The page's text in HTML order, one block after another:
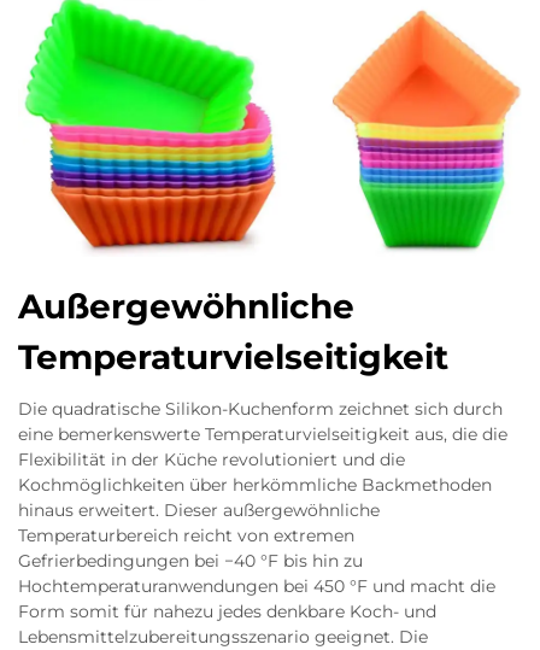
Außergewöhnliche
Temperaturvielseitigkeit
Die quadratische Silikon-Kuchenform zeichnet sich durch
eine bemerkenswerte Temperaturvielseitigkeit aus, die die
Flexibilität in der Küche revolutioniert und die
Kochmöglichkeiten über herkömmliche Backmethoden
hinaus erweitert. Dieser außergewöhnliche
Temperaturbereich reicht von extremen
Gefrierbedingungen bei −40 °F bis hin zu
Hochtemperaturanwendungen bei 450 °F und macht die
Form somit für nahezu jedes denkbare Koch- und
Lebensmittelzubereitungsszenario geeignet. Die